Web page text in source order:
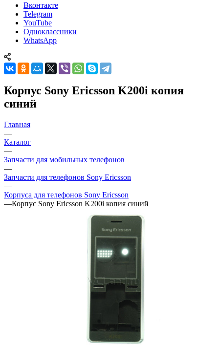
Вконтакте
Telegram
YouTube
Одноклассники
WhatsApp
Корпус Sony Ericsson K200i копия
синий
Главная
—
Каталог
—
Запчасти для мобильных телефонов
—
Запчасти для телефонов Sony Ericsson
—
Корпуса для телефонов Sony Ericsson
—Корпус Sony Ericsson K200i копия синий